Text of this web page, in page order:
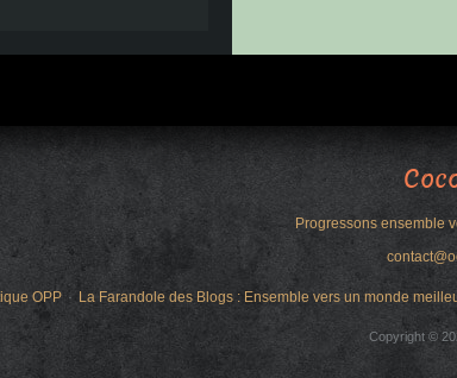
Progressons ensemble
OPP La Farandole des Blogs : Ensemble vers un monde
Copyright ©